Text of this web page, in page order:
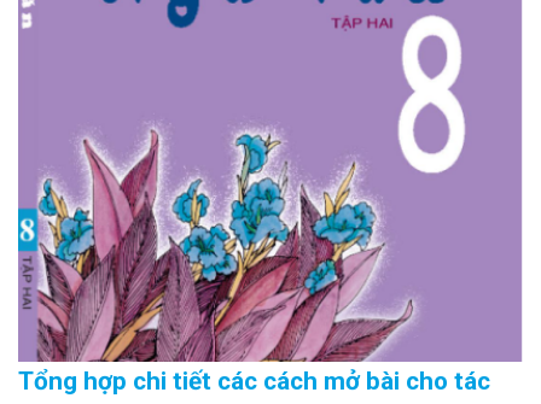
Tổng hợp chi tiết các cách mở bài cho tác